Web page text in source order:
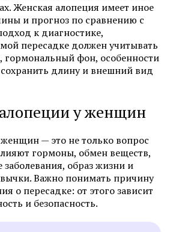
Женская алопеция имеет иное
и прогноз по сравнению с
к диагностике,
пересадке должен учитывать
фон, особенности
длину и внешний вид
у женщин
— это не только вопрос
гормоны, обмен веществ,
заболевания, образ жизни и
Важно понимать причину
о пересадке: от этого зависит
и безопасность.